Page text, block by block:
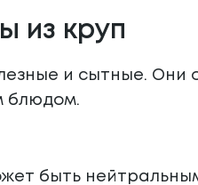
из круп
и сытные. Они
блюдом.
быть